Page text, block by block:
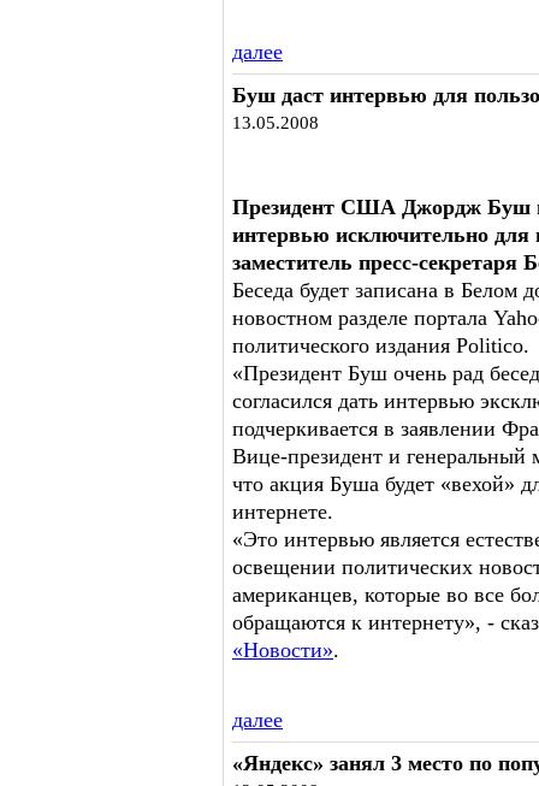
далее
Буш даст интервью для
13.05.2008
Президент США Джордж Буш
интервью исключительно для
заместитель пресс-секретаря
Беседа будет записана в
новостном разделе портала
политического издания Politico.
«Президент Буш очень рад
согласился дать интервью
подчеркивается в заявлении
Вице-президент и генеральный
что акция Буша будет «вехой»
интернете.
«Это интервью является
освещении политических
американцев, которые во все
обращаются к интернету», -
«Новости».
далее
«Яндекс» занял 3 место по